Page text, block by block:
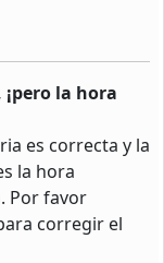
la hora
es correcta y la
la hora
Por favor
corregir el